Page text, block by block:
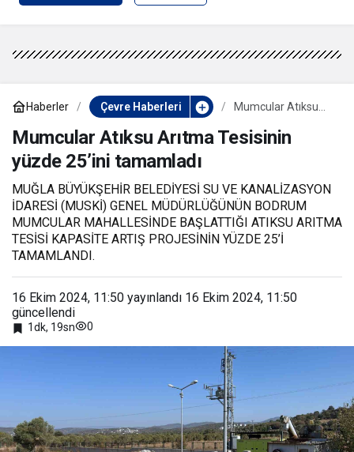
Haberler Çevre Haberleri
Mumcular Atıksu
yüzde 25’ini
tamamladı
Mumcular Atıksu Arıtma Tesisinin
yüzde 25’ini tamamladı
MUĞLA BÜYÜKŞEHİR BELEDİYESİ SU VE KANALİZASYON
İDARESİ (MUSKİ) GENEL MÜDÜRLÜĞÜNÜN BODRUM
MUMCULAR MAHALLESİNDE BAŞLATTIĞI ATIKSU ARITMA
TESİSİ KAPASİTE ARTIŞ PROJESİNİN YÜZDE 25’İ
TAMAMLANDI.
16 Ekim 2024, 11:50 yayınlandı 16 Ekim 2024, 11:50
güncellendi
1dk, 19sn 0